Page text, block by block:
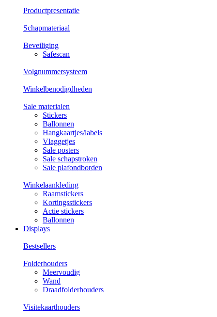
Productpresentatie
Schapmateriaal
Beveiliging
Safescan
Volgnummersysteem
Winkelbenodigdheden
Sale materialen
Stickers
Ballonnen
Hangkaartjes/labels
Vlaggetjes
Sale posters
Sale schapstroken
Sale plafondborden
Winkelaankleding
Raamstickers
Kortingsstickers
Actie stickers
Ballonnen
Displays
Bestsellers
Folderhouders
Meervoudig
Wand
Draadfolderhouders
Visitekaarthouders